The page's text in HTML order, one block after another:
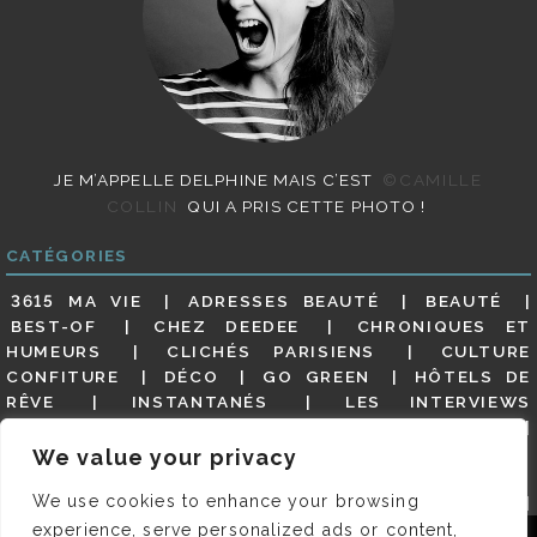
We value your privacy
We use cookies to enhance your browsing
experience, serve personalized ads or content,
JE M’APPELLE DELPHINE MAIS C’EST
©CAMILLE
COLLIN
QUI A PRIS CETTE PHOTO !
CATÉGORIES
3615 MA VIE ADRESSES BEAUTÉ
BEAUTÉ
BEST-OF
CHEZ DEEDEE
CHRONIQUES ET
HUMEURS
CLICHÉS PARISIENS
CULTURE
CONFITURE
DÉCO GO GREEN
HÔTELS DE
RÊVE
INSTANTANÉS
LES INTERVIEWS
MES ADRESSES
MODE NON CLASSÉ
GUIDE
PARIS EN PHOTOS
RESTAURANTS
REVUE DE PRESSE DÉTAILLÉE, SIOU PLAIT